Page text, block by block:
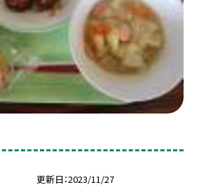
更新日 2023/11/27